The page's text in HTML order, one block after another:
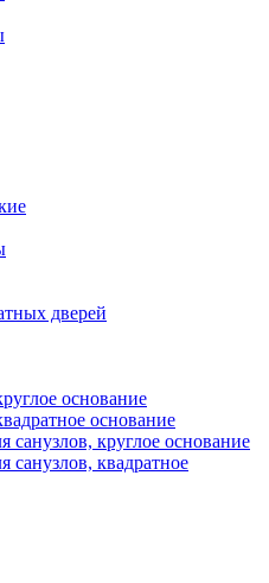
дверей
основание
основание
санузлов, круглое основание
санузлов, квадратное